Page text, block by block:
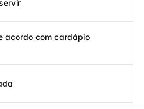
acordo com cardápio